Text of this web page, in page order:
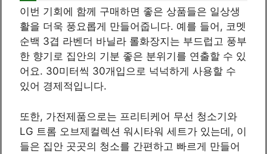
이번 기회에 함께 구매하면 좋은 상품들은 일상생
활을 더욱 풍요롭게 만들어줍니다. 예를 들어, 코멧
순백 3겹 라벤더 바닐라 롤화장지는 부드럽고 풍부
한 향기로 집안의 기분 좋은 분위기를 연출할 수 있
어요. 30미터씩 30개입으로 넉넉하게 사용할 수
있어 경제적입니다.
또한, 가전제품으로는 프리티케어 무선 청소기와
LG 트롬 오브제컬렉션 워시타워 세트가 있는데, 이
들은 집안 곳곳의 청소를 간편하고 빠르게 만들어